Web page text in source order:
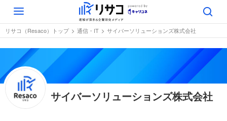
Toggle
navigation
リサコ（Resaco）トップ 通信・IT サイバーソリューションズ株式会社
サイバーソリューションズ株式会社